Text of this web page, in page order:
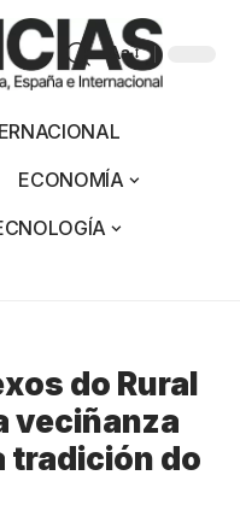
Aa
ECONOMÍA
do Rural
veciñanza
tradición do